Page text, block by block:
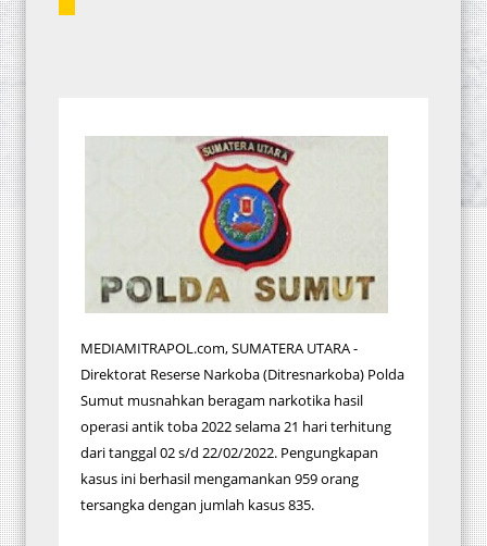
MEDIAMITRAPOL.com, SUMATERA UTARA -
Direktorat Reserse Narkoba (Ditresnarkoba) Polda
Sumut musnahkan beragam narkotika hasil
operasi antik toba 2022 selama 21 hari terhitung
dari tanggal 02 s/d 22/02/2022. Pengungkapan
kasus ini berhasil mengamankan 959 orang
tersangka dengan jumlah kasus 835.